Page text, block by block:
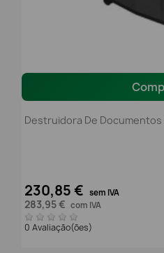
Destruidora De Documentos
230,85 € sem IVA
283,95 € com IVA
0 Avaliação(ões)